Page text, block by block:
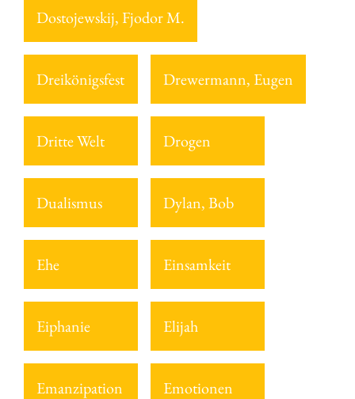
Dostojewskij, Fjodor M.
Dreikönigsfest Drewermann, Eugen
Dritte Welt Drogen
Dualismus Dylan, Bob
Ehe Einsamkeit
Eiphanie Elijah
Emanzipation Emotionen